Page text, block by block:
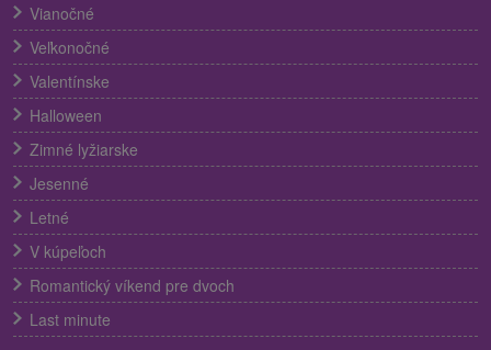
Vianočné
Veľkonočné
Valentínske
Halloween
Zimné lyžiarske
Jesenné
Letné
V kúpeľoch
Romantický víkend pre dvoch
Last minute